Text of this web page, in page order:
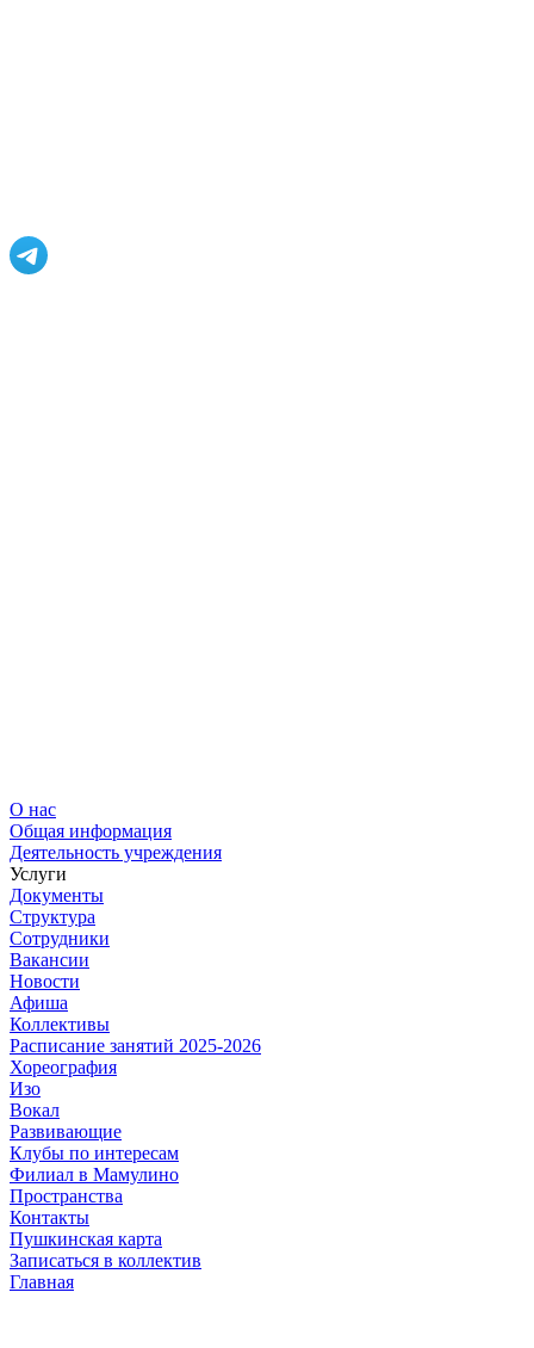
О нас
Общая информация
Деятельность учреждения
Услуги
Документы
Структура
Сотрудники
Вакансии
Новости
Афиша
Коллективы
Расписание занятий 2025-2026
Хореография
Изо
Вокал
Развивающие
Клубы по интересам
Филиал в Мамулино
Пространства
Контакты
Пушкинская карта
Записаться в коллектив
Главная